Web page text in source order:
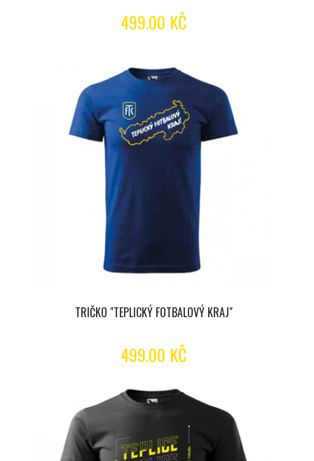
499.00 KČ
TRIČKO "TEPLICKÝ FOTBALOVÝ KRAJ"
499.00 KČ